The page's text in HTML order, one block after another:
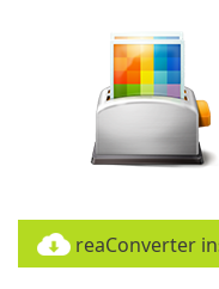
reaConverter